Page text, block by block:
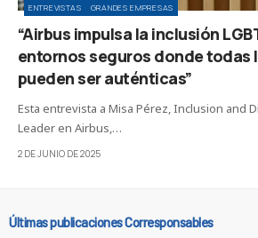
ENTREVISTAS GRANDES EMPRESAS
“Airbus impulsa la inclusión
entornos seguros donde todas
pueden ser auténticas”
Esta entrevista a Misa Pérez, Inclusion and
Leader en Airbus,…
2 DE JUNIO DE 2025
Últimas publicaciones Corresponsables